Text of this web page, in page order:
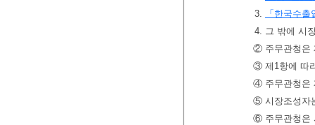
3.
「한국수
4. 그 밖에 시
② 주무관청은
③ 제1항에 따
④ 주무관청은
⑤ 시장조성자
⑥ 주무관청은